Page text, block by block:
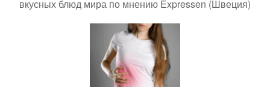
вкусных блюд мира по мнению Expressen (Швеция)